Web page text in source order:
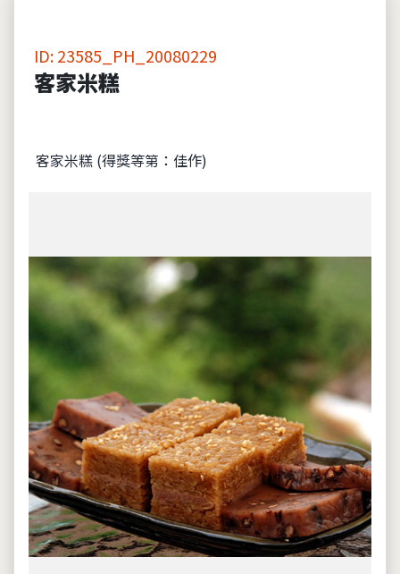
ID: 23585_PH_20080229
客家米糕
客家米糕 (得獎等第：佳作)